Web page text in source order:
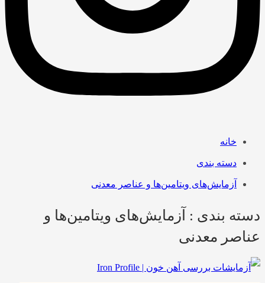
خانه
دسته بندی
آزمایش‌های ویتامین‌ها و عناصر معدنی
دسته بندی : آزمایش‌های ویتامین‌ها و
عناصر معدنی